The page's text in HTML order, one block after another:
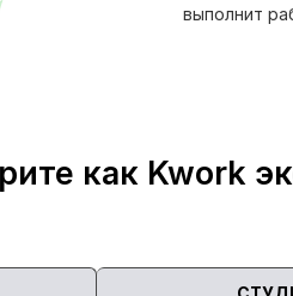
выполнит
как Kwork